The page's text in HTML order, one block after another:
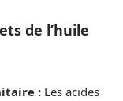
de l’huile
: Les acides